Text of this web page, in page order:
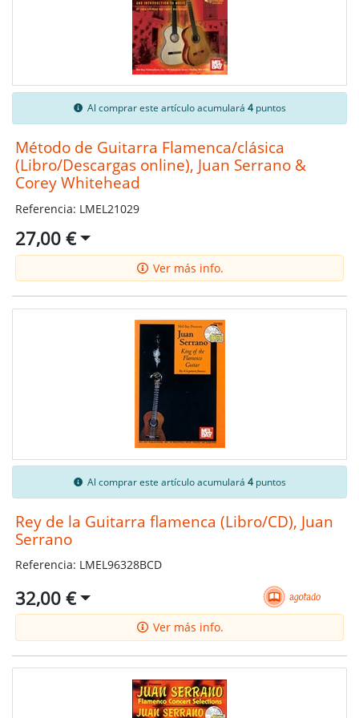
Al comprar este artículo acumulará 4puntos
Método de Guitarra Flamenca/clásica
(Libro/Descargas online), Juan Serrano &
Corey Whitehead
Referencia: LMEL21029
27,00 €
Ver más info.
Al comprar este artículo acumulará 4puntos
Rey de la Guitarra flamenca (Libro/CD), Juan
Serrano
Referencia: LMEL96328BCD
32,00 €
Ver más info.